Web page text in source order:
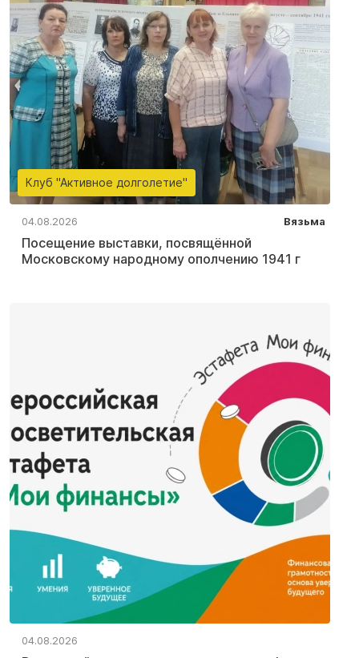
Клуб "Активное долголетие"
04.08.2026 Вязьма
Посещение выставки, посвящённой
Московскому народному ополчению 1941 г
04.08.2026